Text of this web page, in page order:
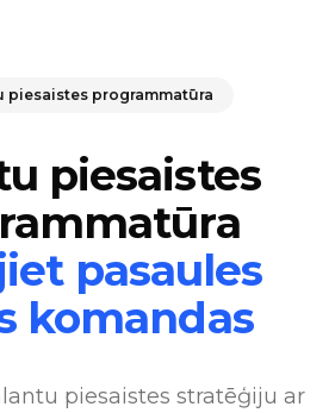
piesaistes programmatūra
piesaistes
pasaules
komandas
piesaistes stratēģiju ar